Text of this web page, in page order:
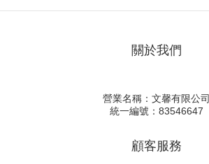
關於我們
營業名稱：文馨有限公司
統一編號：83546647
顧客服務